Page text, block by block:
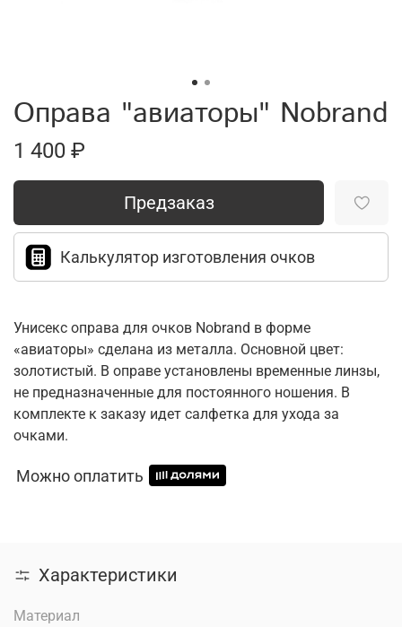
Оправа "авиаторы" Nobrand
1 400 ₽
Предзаказ
Калькулятор изготовления очков
Унисекс оправа для очков Nobrand в форме
«авиаторы» сделана из металла. Основной цвет:
золотистый. В оправе установлены временные линзы,
не предназначенные для постоянного ношения. В
комплекте к заказу идет салфетка для ухода за
очками.
Можно оплатить
Характеристики
Материал